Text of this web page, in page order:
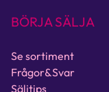
BÖRJA SÄLJA
Se sortiment
Frågor&Svar
Säljtips